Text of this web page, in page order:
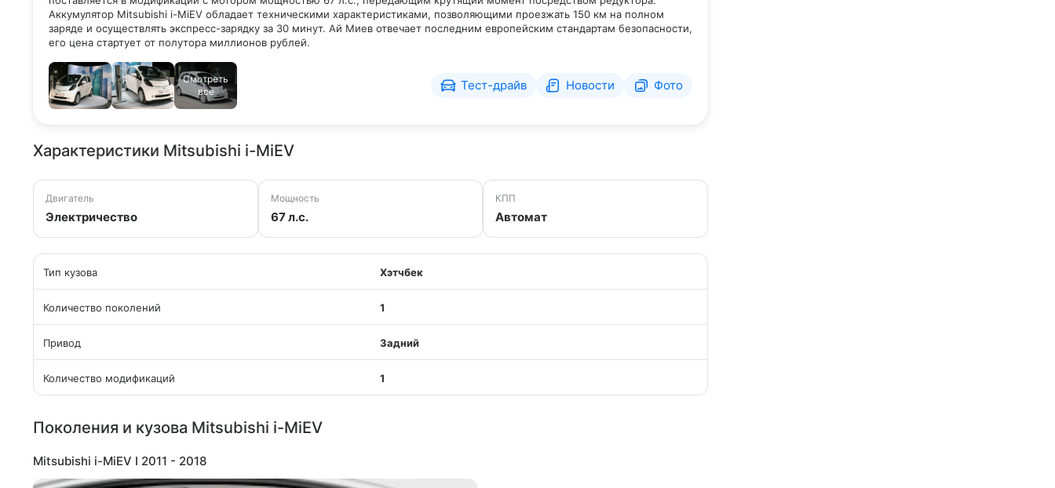
Аккумулятор Mitsubishi i-MiEV обладает техническими характеристиками, позволяющими проезжать 150 км на полном
заряде и осуществлять экспресс-зарядку за 30 минут. Ай Миев отвечает последним европейским стандартам безопасности,
его цена стартует от полутора миллионов рублей.
Смотреть
все
Тест-драйв Новости Фото
Характеристики Mitsubishi i-MiEV
Двигатель
Электричество
Мощность
67 л.с.
КПП
Автомат
Тип кузова Хэтчбек
Количество поколений 1
Привод Задний
Количество модификаций 1
Поколения и кузова Mitsubishi i-MiEV
Mitsubishi i-MiEV I 2011 - 2018